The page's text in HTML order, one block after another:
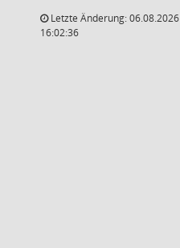
Letzte Änderung: 06.08.2026
16:02:36